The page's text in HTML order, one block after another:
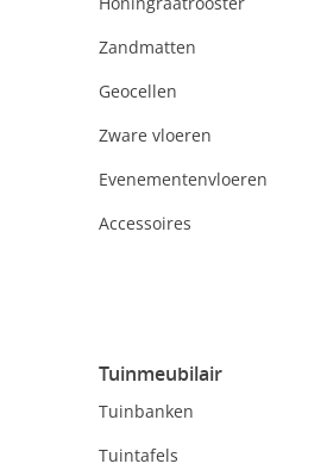
Zandmatten
Geocellen
Zware vloeren
Evenementenvloeren
Accessoires
Tuinmeubilair
Tuinbanken
Tuintafels